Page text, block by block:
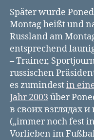
Später wurde
Montag heißt und
Russland am
entsprechend
– Trainer,
russischen
es zumindestin
Jahr 2003 über
в своих взглядах
(„immer noch fest
Vorlieben im